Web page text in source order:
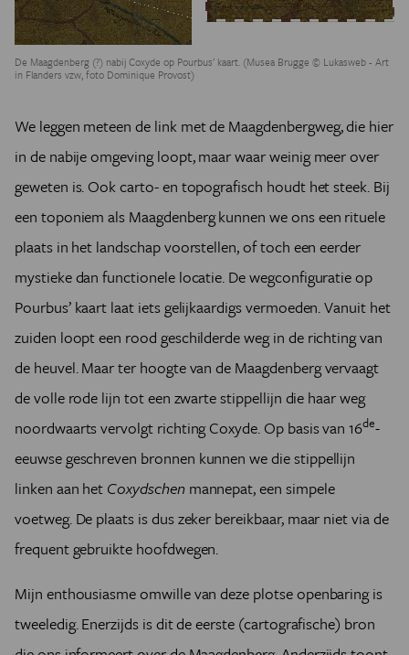
De Maagdenberg (?) nabij Coxyde op Pourbus' kaart. (Musea Brugge © Lukasweb - Art
in Flanders vzw, foto Dominique Provost)
We leggen meteen de link met de Maagdenbergweg, die hier
in de nabije omgeving loopt, maar waar weinig meer over
geweten is. Ook carto- en topografisch houdt het steek. Bij
een toponiem als Maagdenberg kunnen we ons een rituele
plaats in het landschap voorstellen, of toch een eerder
mystieke dan functionele locatie. De wegconfiguratie op
Pourbus’ kaart laat iets gelijkaardigs vermoeden. Vanuit het
zuiden loopt een rood geschilderde weg in de richting van
de heuvel. Maar ter hoogte van de Maagdenberg vervaagt
de volle rode lijn tot een zwarte stippellijn die haar weg
noordwaarts vervolgt richting Coxyde. Op basis van 16de-
eeuwse geschreven bronnen kunnen we die stippellijn
linken aan het Coxydschen mannepat, een simpele
voetweg. De plaats is dus zeker bereikbaar, maar niet via de
frequent gebruikte hoofdwegen.
Mijn enthousiasme omwille van deze plotse openbaring is
tweeledig. Enerzijds is dit de eerste (cartografische) bron